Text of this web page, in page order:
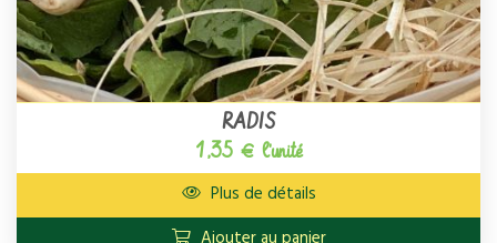
RADIS
1,35 € l'unité
Plus de détails